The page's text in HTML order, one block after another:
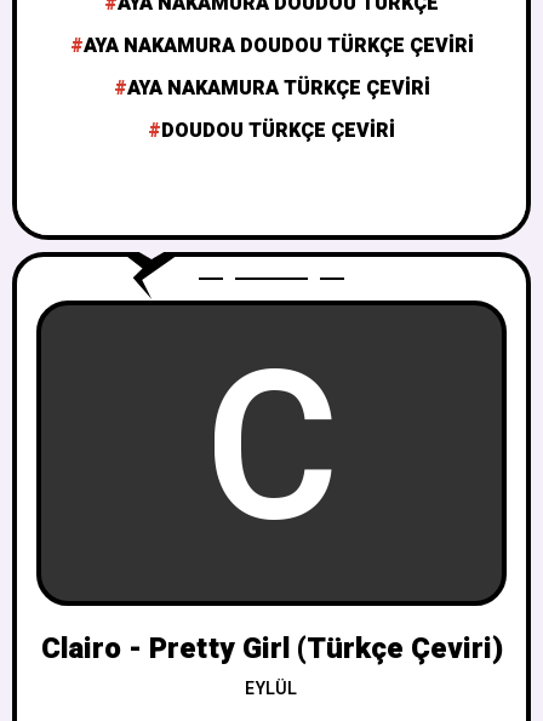
AYA NAKAMURA DOUDOU TÜRKÇE ÇEVIRI
AYA NAKAMURA TÜRKÇE ÇEVIRI
DOUDOU TÜRKÇE ÇEVIRI
C
Clairo - Pretty Girl (Türkçe Çeviri)
EYLÜL